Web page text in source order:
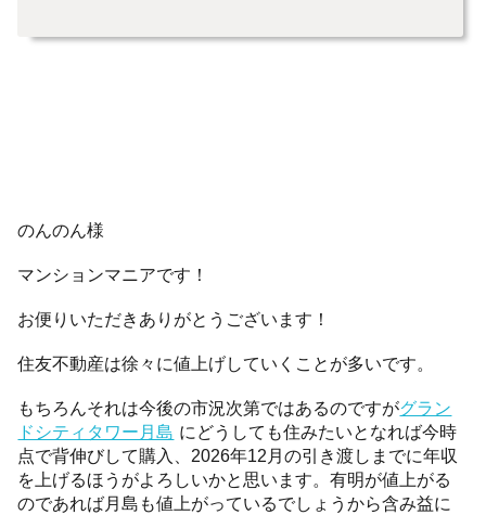
のんのん様
マンションマニアです！
お便りいただきありがとうございます！
住友不動産は徐々に値上げしていくことが多いです。
もちろんそれは今後の市況次第ではあるのですがグラン
ドシティタワー月島 にどうしても住みたいとなれば今時
点で背伸びして購入、2026年12月の引き渡しまでに年収
を上げるほうがよろしいかと思います。有明が値上がる
のであれば月島も値上がっているでしょうから含み益に